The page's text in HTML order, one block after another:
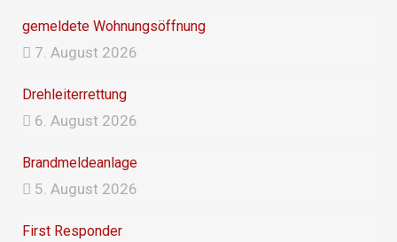
k
gemeldete Wohnungsöffnung
7. August 2026
Drehleiterrettung
6. August 2026
Brandmeldeanlage
5. August 2026
First Responder